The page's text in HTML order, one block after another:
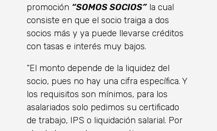
promoción “SOMOS SOCIOS”la cual
consiste en que el socio traiga a dos
socios más y ya puede llevarse créditos
con tasas e interés muy bajos.
“El monto depende de la liquidez del
socio, pues no hay una cifra específica. Y
los requisitos son mínimos, para los
asalariados solo pedimos su certificado
de trabajo, IPS o liquidación salarial. Por